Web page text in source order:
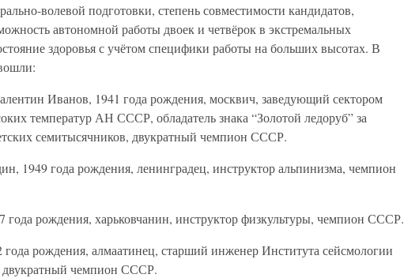
волевой подготовки, степень совместимости кандидатов,
автономной работы двоек и четвёрок в экстремальных
здоровья с учётом специфики работы на больших высотах. В
Иванов, 1941 года рождения, москвич, заведующий сектором
температур АН СССР, обладатель знака “Золотой ледоруб” за
семитысячников, двукратный чемпион СССР.
1949 года рождения, ленинградец, инструктор альпинизма, чемпион
года рождения, харьковчанин, инструктор физкультуры, чемпион СССР.
года рождения, алмаатинец, старший инженер Института сейсмологии
чемпион СССР.